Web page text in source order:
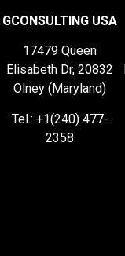
GCONSULTING USA
17479 Queen
Elisabeth Dr, 20832
Olney (Maryland)
Tel.: +1(240) 477-
2358